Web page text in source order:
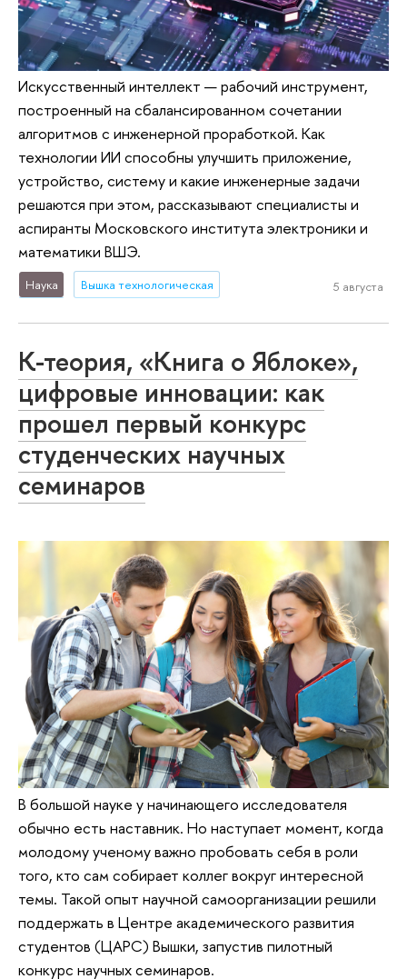
Искусственный интеллект — рабочий инструмент,
построенный на сбалансированном сочетании
алгоритмов с инженерной проработкой. Как
технологии ИИ способны улучшить приложение,
устройство, систему и какие инженерные задачи
решаются при этом, рассказывают специалисты и
аспиранты Московского института электроники и
математики ВШЭ.
Наука Вышка технологическая 5 августа
К-теория, «Книга о Яблоке»,
цифровые инновации: как
прошел первый конкурс
студенческих научных
семинаров
В большой науке у начинающего исследователя
обычно есть наставник. Но наступает момент, когда
молодому ученому важно пробовать себя в роли
того, кто сам собирает коллег вокруг интересной
темы. Такой опыт научной самоорганизации решили
поддержать в Центре академического развития
студентов (ЦАРС) Вышки, запустив пилотный
конкурс научных семинаров.